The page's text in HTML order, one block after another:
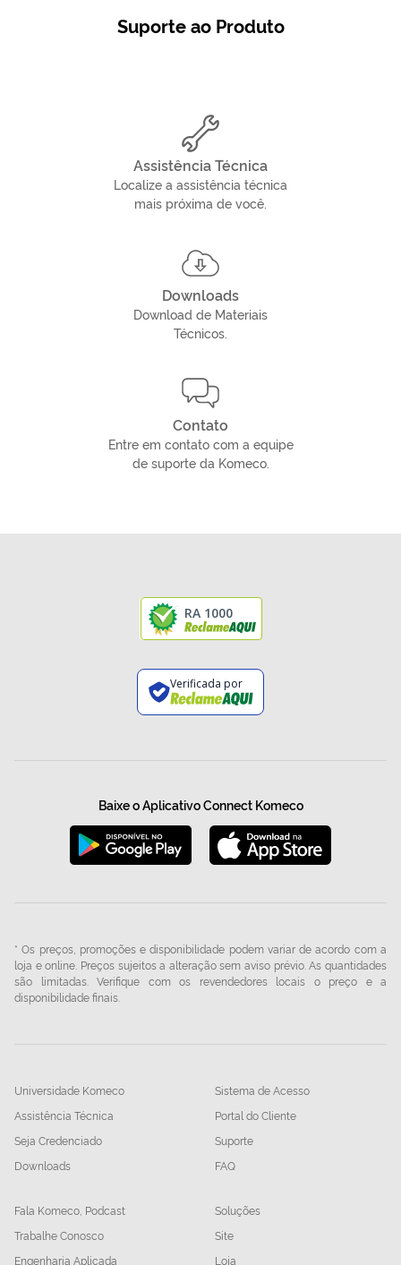
Suporte ao Produto
Assistência Técnica
Localize a assistência técnica
mais próxima de você.
Downloads
Download de Materiais
Técnicos.
Contato
Entre em contato com a equipe
de suporte da Komeco.
RA 1000
Verificada por
Baixe o Aplicativo Connect Komeco
* Os preços, promoções e disponibilidade podem variar de acordo com a
loja e online. Preços sujeitos a alteração sem aviso prévio. As quantidades
são limitadas. Verifique com os revendedores locais o preço e a
disponibilidade finais.
Universidade Komeco
Assistência Técnica
Seja Credenciado
Downloads
Sistema de Acesso
Portal do Cliente
Suporte
FAQ
Fala Komeco, Podcast
Trabalhe Conosco
Engenharia Aplicada
Soluções
Site
Loja